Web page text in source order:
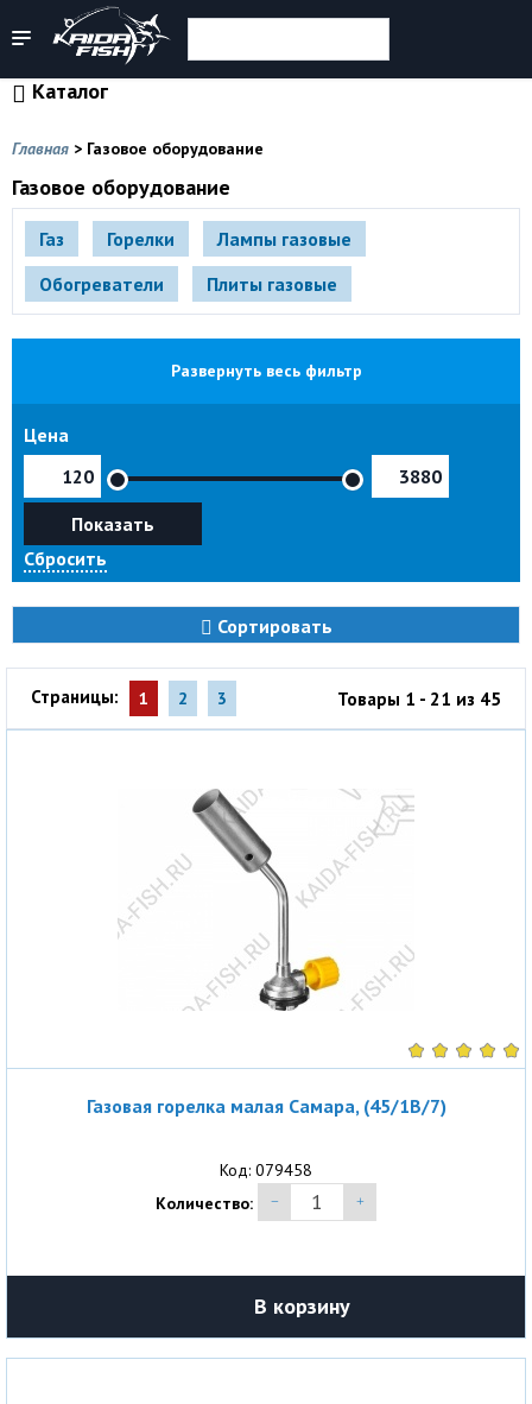
Каталог
Главная > Газовое оборудование
Газовое оборудование
Газ Горелки
Лампы газовые
Обогреватели
Плиты газовые
Развернуть весь фильтр
Цена
Показать
Сбросить
Сортировать
Страницы: 1 2 3 Товары 1 - 21 из 45
Газовая горелка малая Самара, (45/1B/7)
Код: 079458
Количество:
В корзину